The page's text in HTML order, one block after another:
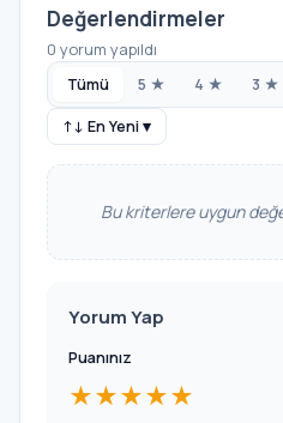
Değerlendirmeler
0 yorum yapıldı
Tümü 5 ★ 4 ★ 3 ★
↑↓ En Yeni ▾
Bu kriterlere uygun
Yorum Yap
Puanınız
★★★★★